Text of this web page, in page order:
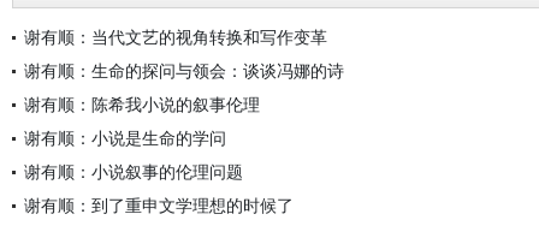
谢有顺：当代文艺的视角转换和写作变革
谢有顺：生命的探问与领会：谈谈冯娜的诗
谢有顺：陈希我小说的叙事伦理
谢有顺：小说是生命的学问
谢有顺：小说叙事的伦理问题
谢有顺：到了重申文学理想的时候了